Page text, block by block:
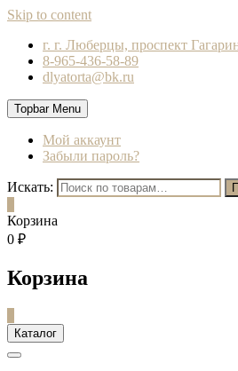
Skip to content
г. г. Люберцы, проспект
8-965-436-58-89
dlyatorta@bk.ru
Topbar Menu
Мой аккаунт
Забыли пароль?
Искать:
Корзина
0 ₽
Корзина
Каталог